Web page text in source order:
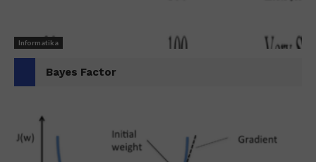
Informatika
Bayes Factor